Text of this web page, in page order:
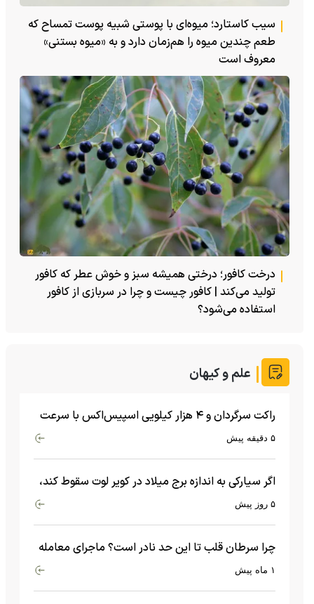
سیب کاستارد؛ میوه‌ای با پوستی شبیه پوست تمساح که
طعم چندین میوه را هم‌زمان دارد و به «میوه بستنی»
معروف است
درخت کافور؛ درختی همیشه سبز و خوش عطر که کافور
تولید می‌کند | کافور چیست و چرا در سربازی از کافور
استفاده می‌شود؟
علم و کیهان
راکت سرگردان و ۴ هزار کیلویی اسپیس‌اکس با سرعت
هشت هزار و ۶۹۰ کیلومتر در ساعت به ماه برخورد کرد
۵ دقیقه پیش
اگر سیارکی به اندازه برج میلاد در کویر لوت سقوط کند،
چه اتفاقی می‌افتد؟
۵ روز پیش
چرا سرطان قلب تا این حد نادر است؟ ماجرای معامله
عجیبی که در بدن اتفاق می‌افتد!۱ ماه پیش